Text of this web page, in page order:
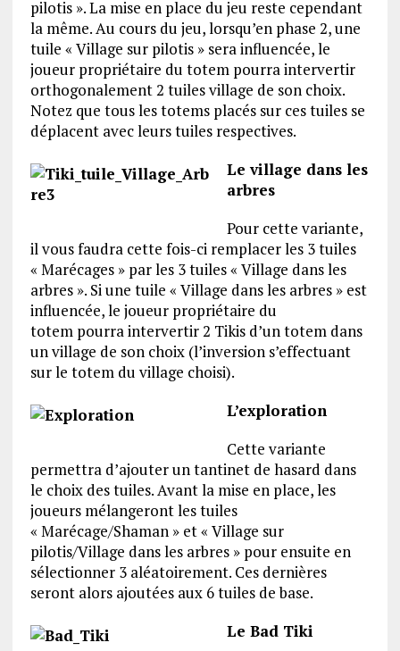
pilotis ». La mise en place du jeu reste cependant
la même. Au cours du jeu, lorsqu’en phase 2, une
tuile « Village sur pilotis » sera influencée, le
joueur propriétaire du totem pourra intervertir
orthogonalement 2 tuiles village de son choix.
Notez que tous les totems placés sur ces tuiles se
déplacent avec leurs tuiles respectives.
Le village dans les
arbres
Pour cette variante,
il vous faudra cette fois-ci remplacer les 3 tuiles
« Marécages » par les 3 tuiles « Village dans les
arbres ». Si une tuile « Village dans les arbres » est
influencée, le joueur propriétaire du
totem pourra intervertir 2 Tikis d’un totem dans
un village de son choix (l’inversion s’effectuant
sur le totem du village choisi).
L’exploration
Cette variante
permettra d’ajouter un tantinet de hasard dans
le choix des tuiles. Avant la mise en place, les
joueurs mélangeront les tuiles
« Marécage/Shaman » et « Village sur
pilotis/Village dans les arbres » pour ensuite en
sélectionner 3 aléatoirement. Ces dernières
seront alors ajoutées aux 6 tuiles de base.
Le Bad Tiki